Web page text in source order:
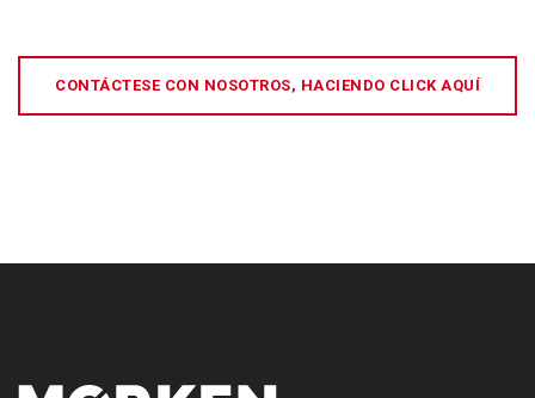
CONTÁCTESE CON NOSOTROS, HACIENDO CLICK AQUÍ